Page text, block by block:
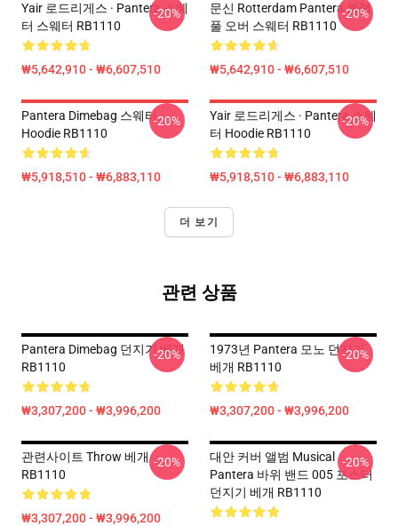
Yair 로드리게스 · Pantera 스웨
터 스웨터 RB1110
₩5,642,910 - ₩6,607,510
-20%
문신 Rotterdam Pantera 블랙
풀 오버 스웨터 RB1110
₩5,642,910 - ₩6,607,510
-20%
Pantera Dimebag 스웨터
Hoodie RB1110
₩5,918,510 - ₩6,883,110
-20%
Yair 로드리게스 · Pantera 스웨
터 Hoodie RB1110
₩5,918,510 - ₩6,883,110
-20%
더 보기
관련 상품
Pantera Dimebag 던지기 베개
RB1110
₩3,307,200 - ₩3,996,200
-20%
1973년 Pantera 모노 던지기
베개 RB1110
₩3,307,200 - ₩3,996,200
-20%
관련사이트 Throw 베개
RB1110
₩3,307,200 - ₩3,996,200
-20%
대안 커버 앨범 Musical
Pantera 바위 밴드 005 포스터
던지기 베개 RB1110
-20%